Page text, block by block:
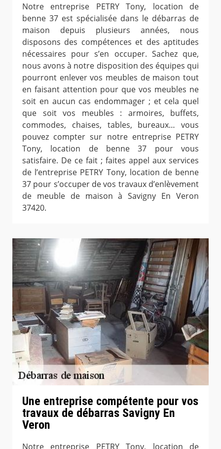
Notre entreprise PETRY Tony, location de
benne 37 est spécialisée dans le débarras de
maison depuis plusieurs années, nous
disposons des compétences et des aptitudes
nécessaires pour s’en occuper. Sachez que,
nous avons à notre disposition des équipes qui
pourront enlever vos meubles de maison tout
en faisant attention pour que vos meubles ne
soit en aucun cas endommager ; et cela quel
que soit vos meubles : armoires, buffets,
commodes, chaises, tables, bureaux… vous
pouvez compter sur notre entreprise PETRY
Tony, location de benne 37 pour vous
satisfaire. De ce fait ; faites appel aux services
de l’entreprise PETRY Tony, location de benne
37 pour s’occuper de vos travaux d’enlèvement
de meuble de maison à Savigny En Veron
37420.
Une entreprise compétente pour vos
travaux de débarras Savigny En
Veron
Notre entreprise PETRY Tony, location de